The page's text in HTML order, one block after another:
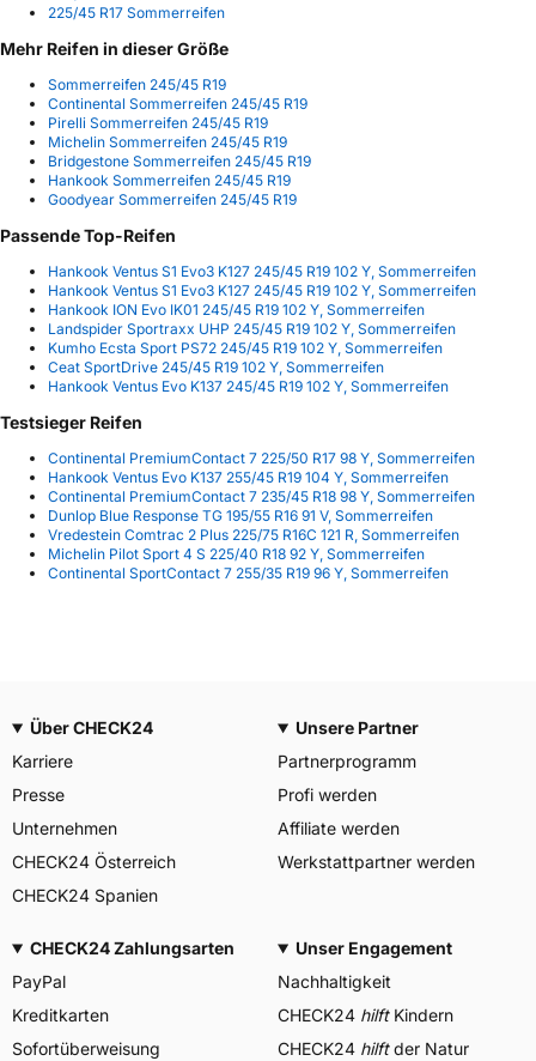
225/45 R17 Sommerreifen
Mehr Reifen in dieser Größe
Sommerreifen 245/45 R19
Continental Sommerreifen 245/45 R19
Pirelli Sommerreifen 245/45 R19
Michelin Sommerreifen 245/45 R19
Bridgestone Sommerreifen 245/45 R19
Hankook Sommerreifen 245/45 R19
Goodyear Sommerreifen 245/45 R19
Passende Top-Reifen
Hankook Ventus S1 Evo3 K127 245/45 R19 102 Y, Sommerreifen
Hankook Ventus S1 Evo3 K127 245/45 R19 102 Y, Sommerreifen
Hankook ION Evo IK01 245/45 R19 102 Y, Sommerreifen
Landspider Sportraxx UHP 245/45 R19 102 Y, Sommerreifen
Kumho Ecsta Sport PS72 245/45 R19 102 Y, Sommerreifen
Ceat SportDrive 245/45 R19 102 Y, Sommerreifen
Hankook Ventus Evo K137 245/45 R19 102 Y, Sommerreifen
Testsieger Reifen
Continental PremiumContact 7 225/50 R17 98 Y, Sommerreifen
Hankook Ventus Evo K137 255/45 R19 104 Y, Sommerreifen
Continental PremiumContact 7 235/45 R18 98 Y, Sommerreifen
Dunlop Blue Response TG 195/55 R16 91 V, Sommerreifen
Vredestein Comtrac 2 Plus 225/75 R16C 121 R, Sommerreifen
Michelin Pilot Sport 4 S 225/40 R18 92 Y, Sommerreifen
Continental SportContact 7 255/35 R19 96 Y, Sommerreifen
Über CHECK24
Karriere
Presse
Unternehmen
CHECK24 Österreich
CHECK24 Spanien
Unsere Partner
Partnerprogramm
Profi werden
Affiliate werden
Werkstattpartner werden
CHECK24 Zahlungsarten
PayPal
Kreditkarten
Sofortüberweisung
Unser Engagement
Nachhaltigkeit
CHECK24 hilftKindern
CHECK24 hilftder Natur